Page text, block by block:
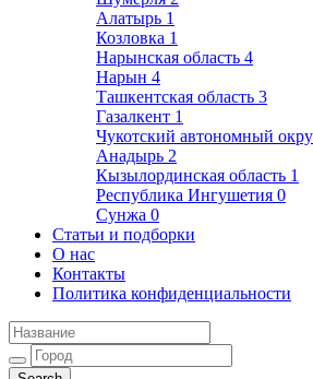
Алатырь 1
Козловка 1
Нарынская область 4
Нарын 4
Ташкентская область 3
Газалкент 1
Чукотский автономный
Анадырь 2
Кызылординская область 1
Республика Ингушетия 0
Сунжа 0
Статьи и подборки
О нас
Контакты
Политика конфиденциальности